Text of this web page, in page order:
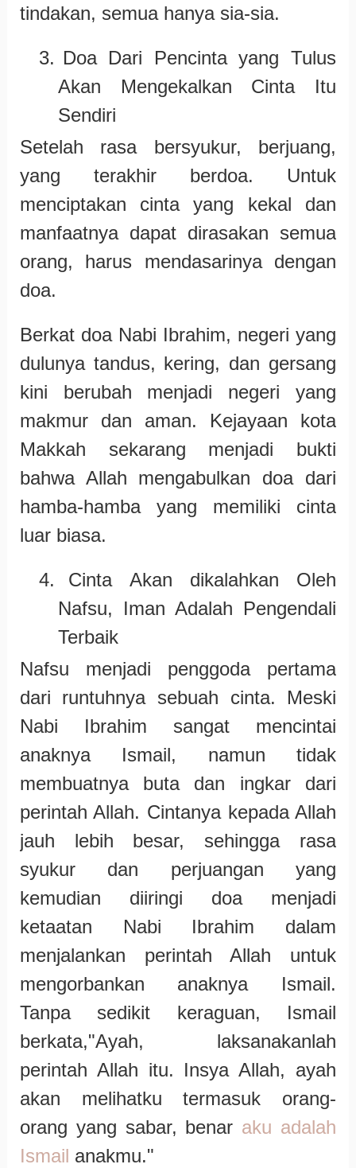
tindakan, semua hanya sia-sia.
3. Doa Dari Pencinta yang Tulus
Akan Mengekalkan Cinta Itu
Sendiri
Setelah rasa bersyukur, berjuang,
yang terakhir berdoa. Untuk
menciptakan cinta yang kekal dan
manfaatnya dapat dirasakan semua
orang, harus mendasarinya dengan
doa.
Berkat doa Nabi Ibrahim, negeri yang
dulunya tandus, kering, dan gersang
kini berubah menjadi negeri yang
makmur dan aman. Kejayaan kota
Makkah sekarang menjadi bukti
bahwa Allah mengabulkan doa dari
hamba-hamba yang memiliki cinta
luar biasa.
4.
Cinta Akan dikalahkan Oleh
Nafsu, Iman Adalah Pengendali
Terbaik
Nafsu menjadi penggoda pertama
dari runtuhnya sebuah cinta. Meski
Nabi Ibrahim sangat mencintai
anaknya Ismail, namun tidak
membuatnya buta dan ingkar dari
perintah Allah. Cintanya kepada Allah
jauh lebih besar, sehingga rasa
syukur dan perjuangan yang
kemudian diiringi doa menjadi
ketaatan Nabi Ibrahim dalam
menjalankan perintah Allah untuk
mengorbankan anaknya Ismail.
Tanpa sedikit keraguan, Ismail
berkata,"Ayah, laksanakanlah
perintah Allah itu. Insya Allah, ayah
akan melihatku termasuk orang-
orang yang sabar, benar aku adalah
Ismail anakmu."